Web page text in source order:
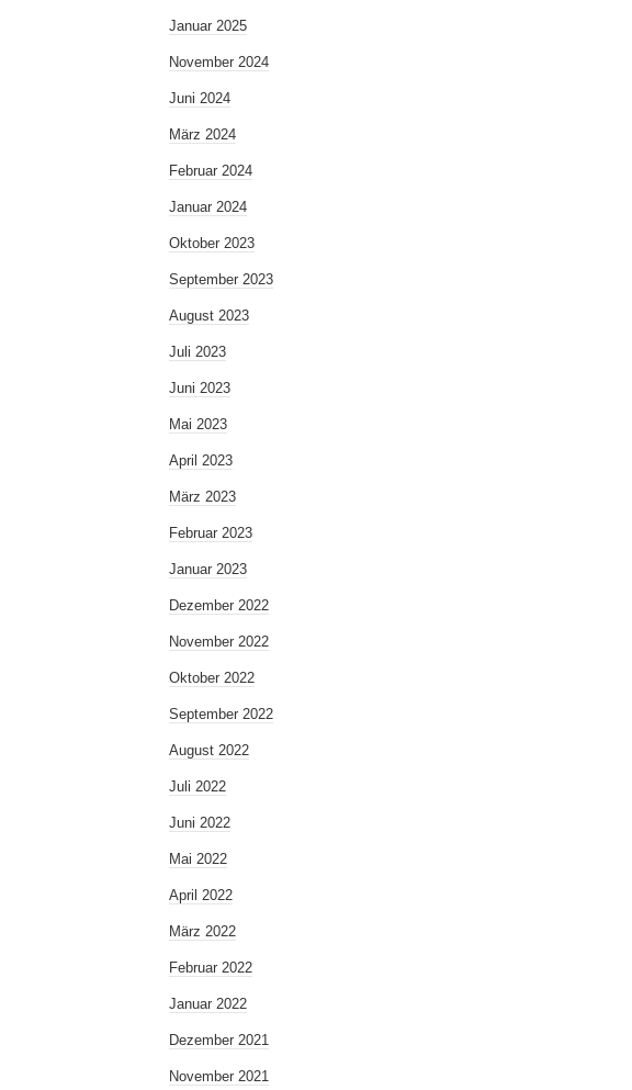
Januar 2025
November 2024
Juni 2024
März 2024
Februar 2024
Januar 2024
Oktober 2023
September 2023
August 2023
Juli 2023
Juni 2023
Mai 2023
April 2023
März 2023
Februar 2023
Januar 2023
Dezember 2022
November 2022
Oktober 2022
September 2022
August 2022
Juli 2022
Juni 2022
Mai 2022
April 2022
März 2022
Februar 2022
Januar 2022
Dezember 2021
November 2021